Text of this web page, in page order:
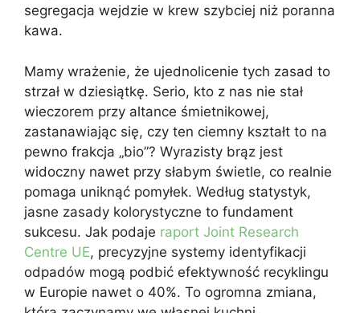
segregacja wejdzie w krew szybciej niż poranna
kawa.
Mamy wrażenie, że ujednolicenie tych zasad to
strzał w dziesiątkę. Serio, kto z nas nie stał
wieczorem przy altance śmietnikowej,
zastanawiając się, czy ten ciemny kształt to na
pewno frakcja „bio”? Wyrazisty brąz jest
widoczny nawet przy słabym świetle, co realnie
pomaga uniknąć pomyłek. Według statystyk,
jasne zasady kolorystyczne to fundament
sukcesu. Jak podaje raport Joint Research
Centre UE, precyzyjne systemy identyfikacji
odpadów mogą podbić efektywność recyklingu
w Europie nawet o 40%. To ogromna zmiana,